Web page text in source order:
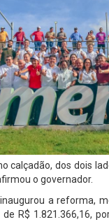
calçadão, dos dois
o governador.
a reforma,
R$ 1.821.366,16,